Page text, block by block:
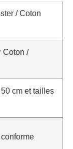
/ Coton
Coton /
cm et tailles